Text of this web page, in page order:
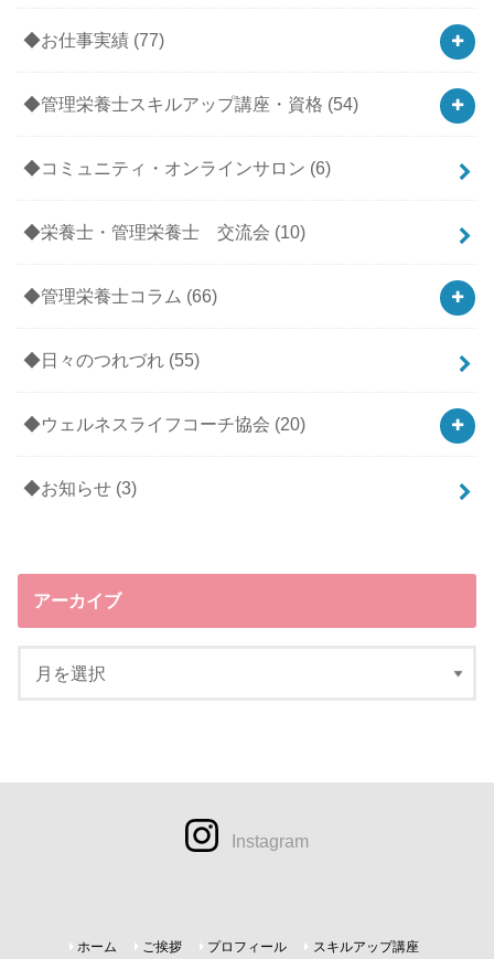
◆お仕事実績 (77)
◆管理栄養士スキルアップ講座・資格 (54)
◆コミュニティ・オンラインサロン (6)
◆栄養士・管理栄養士 交流会 (10)
◆管理栄養士コラム (66)
◆日々のつれづれ (55)
◆ウェルネスライフコーチ協会 (20)
◆お知らせ (3)
アーカイブ
Instagram
ホーム ご挨拶 プロフィール スキルアップ講座